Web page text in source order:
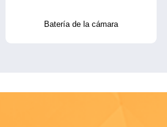
Batería de la cámara